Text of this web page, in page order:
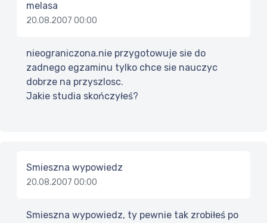
melasa
20.08.2007 00:00
nieograniczona.nie przygotowuje sie do
zadnego egzaminu tylko chce sie nauczyc
dobrze na przyszlosc.
Jakie studia skończyłeś?
Smieszna wypowiedz
20.08.2007 00:00
Smieszna wypowiedz, ty pewnie tak zrobiłeś po